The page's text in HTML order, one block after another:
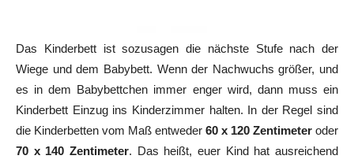
Das Kinderbett ist sozusagen die nächste Stufe nach der
Wiege und dem Babybett. Wenn der Nachwuchs größer, und
es in dem Babybettchen immer enger wird, dann muss ein
Kinderbett Einzug ins Kinderzimmer halten. In der Regel sind
die Kinderbetten vom Maß entweder 60 x 120 Zentimeter oder
70 x 140 Zentimeter. Das heißt, euer Kind hat ausreichend